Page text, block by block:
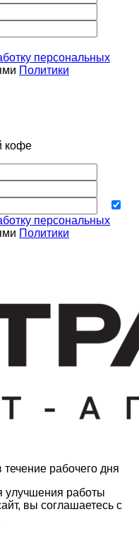
персональных
Политики
кофе
персональных
Политики
рабочего дня
работы
вы соглашаетесь с